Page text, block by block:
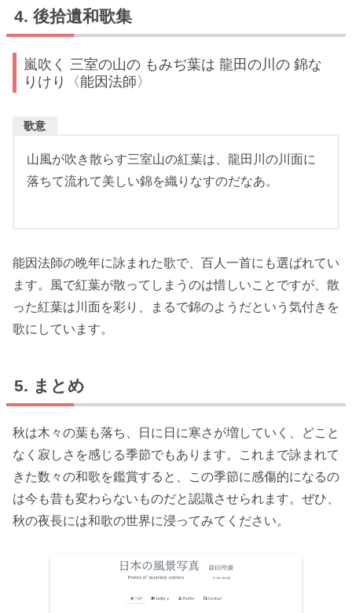
後拾遺和歌集
嵐吹く 三室の山の もみぢ葉は 龍田の川の 錦な
りけり〈能因法師〉
歌意
山風が吹き散らす三室山の紅葉は、龍田川の川面に
落ちて流れて美しい錦を織りなすのだなあ。
能因法師の晩年に詠まれた歌で、百人一首にも選ばれてい
ます。風で紅葉が散ってしまうのは惜しいことですが、散
った紅葉は川面を彩り、まるで錦のようだという気付きを
歌にしています。
まとめ
秋は木々の葉も落ち、日に日に寒さが増していく、どこと
なく寂しさを感じる季節でもあります。これまで詠まれて
きた数々の和歌を鑑賞すると、この季節に感傷的になるの
は今も昔も変わらないものだと認識させられます。ぜひ、
秋の夜長には和歌の世界に浸ってみてください。